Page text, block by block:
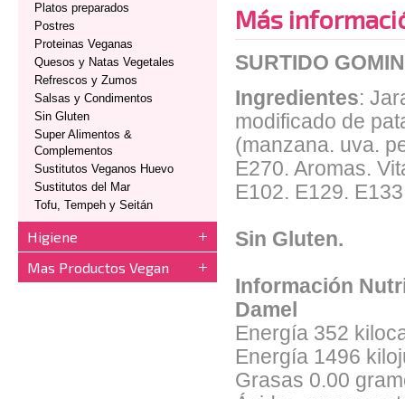
Platos preparados
Postres
Proteinas Veganas
Quesos y Natas Vegetales
Refrescos y Zumos
Salsas y Condimentos
Sin Gluten
Super Alimentos &
Complementos
Sustitutos Veganos Huevo
Sustitutos del Mar
Tofu, Tempeh y Seitán
Higiene
Mas Productos Vegan
Más
SURTIDO
Ingredientes:
modificado de
(manzana. uva.
E270. Aromas.
E102. E129.
Sin Gluten.
Información
Damel
Energía 352
Energía 1496
Grasas 0.00